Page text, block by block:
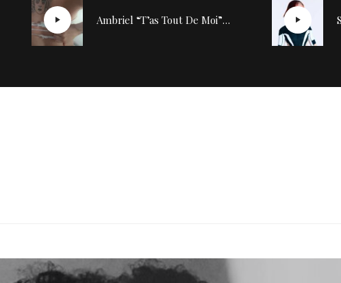
Ambriel “T’as Tout De Moi” : une émotion tatouée sur la peau